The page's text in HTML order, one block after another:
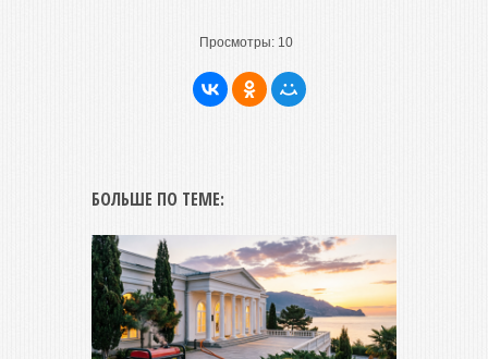
Просмотры: 10
БОЛЬШЕ ПО ТЕМЕ: